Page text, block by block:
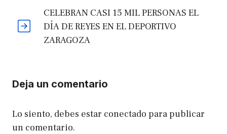
CELEBRAN CASI 15 MIL PERSONAS EL
DÍA DE REYES EN EL DEPORTIVO
ZARAGOZA
Deja un comentario
Lo siento, debes estar conectado para publicar
un comentario.